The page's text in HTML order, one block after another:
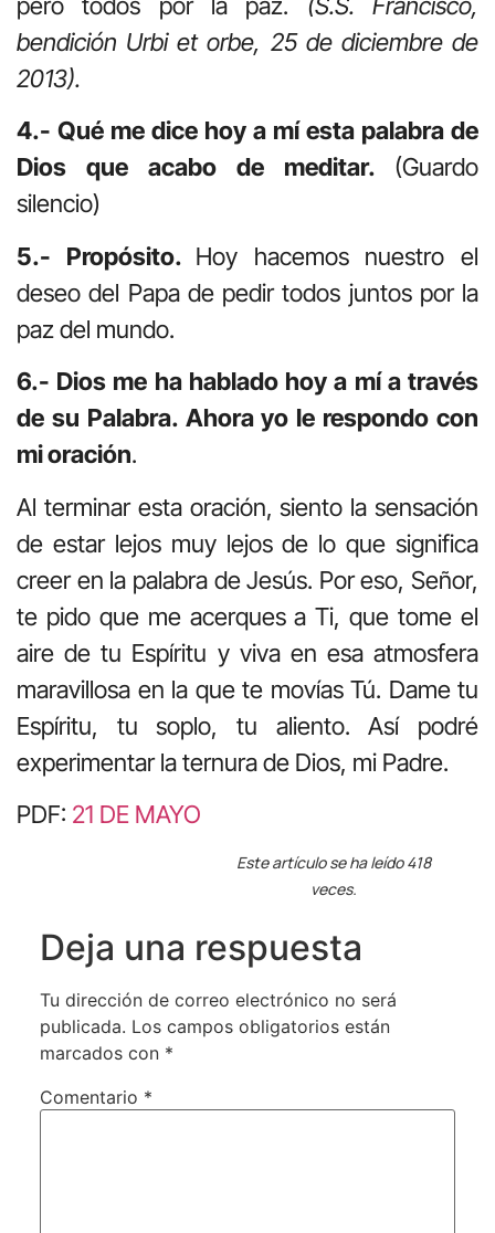
bendición Urbi et orbe, 25 de diciembre de
2013).
4.- Qué me dice hoy a mí esta palabra de
Dios que acabo de meditar. (Guardo
silencio)
5.- Propósito. Hoy hacemos nuestro el
deseo del Papa de pedir todos juntos por la
paz del mundo.
6.- Dios me ha hablado hoy a mí a través
de su Palabra. Ahora yo le respondo con
mi oración.
Al terminar esta oración, siento la sensación
de estar lejos muy lejos de lo que significa
creer en la palabra de Jesús. Por eso, Señor,
te pido que me acerques a Ti, que tome el
aire de tu Espíritu y viva en esa atmosfera
maravillosa en la que te movías Tú. Dame tu
Espíritu, tu soplo, tu aliento. Así podré
experimentar la ternura de Dios, mi Padre.
PDF: 21 DE MAYO
Este artículo se ha leído 418
veces.
Deja una respuesta
Tu dirección de correo electrónico no será
publicada. Los campos obligatorios están
marcados con *
Comentario *